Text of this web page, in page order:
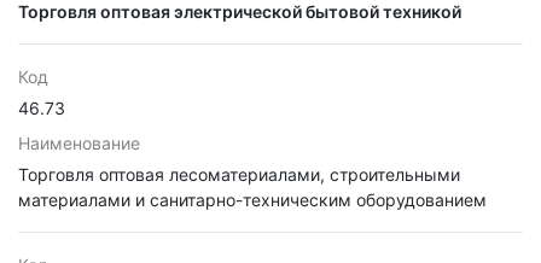
Торговля оптовая электрической бытовой техникой
Код
46.73
Наименование
Торговля оптовая лесоматериалами, строительными
материалами и санитарно-техническим оборудованием